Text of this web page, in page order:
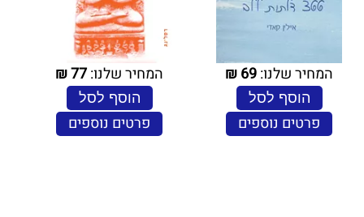
המחיר שלנו:69
₪
הוסף לסל
פרטים נוספים
המחיר שלנו:77
₪
הוסף לסל
פרטים נוספים